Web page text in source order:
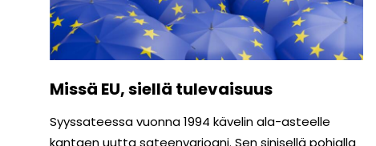
Missä EU, siellä tulevaisuus
Syyssateessa vuonna 1994 kävelin ala-asteelle
kantaen uutta sateenvarjoani. Sen sinisellä pohjalla